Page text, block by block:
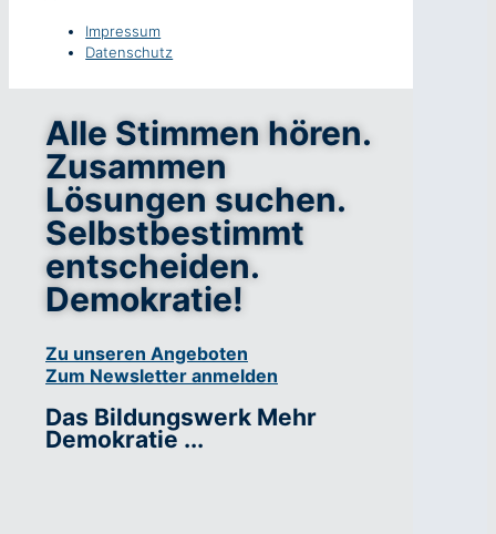
Impressum
Datenschutz
Alle Stimmen hören.
Zusammen
Lösungen suchen.
Selbstbestimmt
entscheiden.
Demokratie!
Zu unseren Angeboten
Zum Newsletter anmelden
Das Bildungswerk Mehr
Demokratie ...